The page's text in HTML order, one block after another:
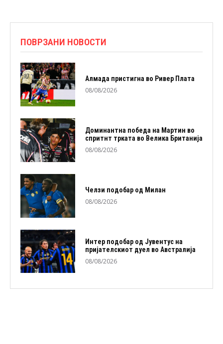
ПОВРЗАНИ НОВОСТИ
Алмада пристигна во Ривер Плата
08/08/2026
Доминантна победа на Мартин во
спритнт трката во Велика Британија
08/08/2026
Челзи подобaр од Милан
08/08/2026
Интер подобар од Јувентус на
пријателскиот дуел во Австралија
08/08/2026